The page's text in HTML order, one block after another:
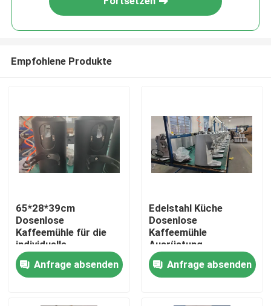
Haus
Produkte
VR Show
Empfohlene Produkte
65*28*39cm
Dosenlose
Kaffeemühle für die
individuelle
Kaffeepulvermahlung
Anfrage absenden
Edelstahl Küche
Dosenlose
Kaffeemühle
Ausrüstung
Dauerhafte Leistung
Anfrage absenden